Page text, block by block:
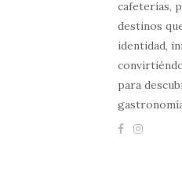
cafeterías,
destinos
identidad,
para